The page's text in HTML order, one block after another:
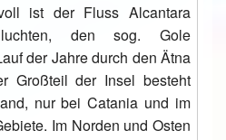
ist der Fluss Alcantara
den sog. Gole
der Jahre durch den Ätna
Großteil der Insel besteht
nur bei Catania und im
Im Norden und Osten